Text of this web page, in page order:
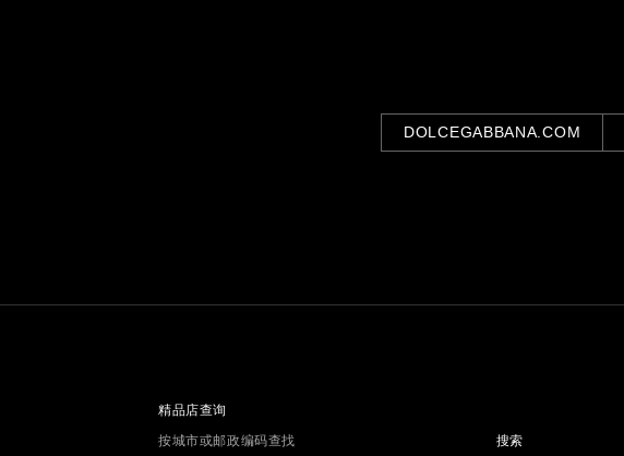
DOLCEGABBANA.COM
精品店查询
搜索